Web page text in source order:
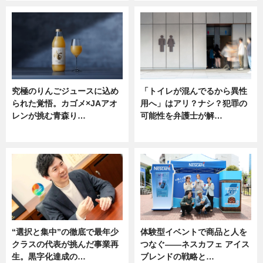
究極のりんごジュースに込め
られた覚悟。カゴメ×JAアオ
レンが挑む青森り…
「トイレが混んでるから異性
用へ」はアリ？ナシ？犯罪の
可能性を弁護士が解…
“選択と集中”の徹底で最年少
クラスの代表が挑んだ事業再
生。黒字化達成の…
体験型イベントで商品と人を
つなぐ――ネスカフェ アイス
ブレンドの戦略と…